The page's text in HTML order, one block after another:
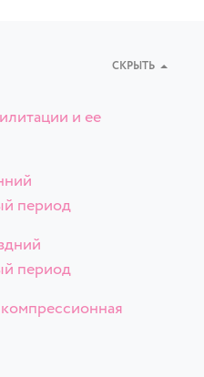
СКРЫТЬ
и ее
период
период